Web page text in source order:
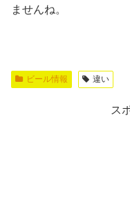
ませんね。
ビール情報 違い
ス